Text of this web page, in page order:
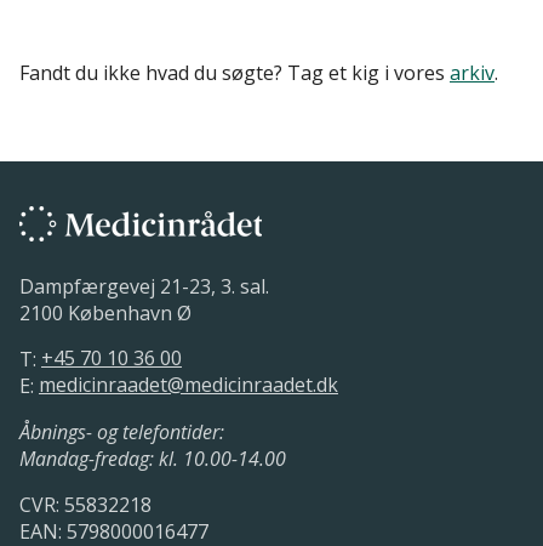
Fandt du ikke hvad du søgte? Tag et kig i vores arkiv.
Dampfærgevej 21-23, 3. sal.
2100 København Ø
T: +45 70 10 36 00
E: medicinraadet@medicinraadet.dk
Åbnings- og telefontider:
Mandag-fredag: kl. 10.00-14.00
CVR: 55832218
EAN: 5798000016477